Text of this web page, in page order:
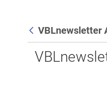
Zurück
VBLnewsletter